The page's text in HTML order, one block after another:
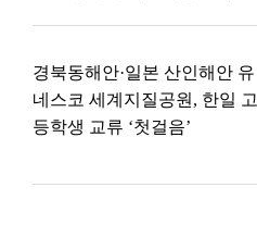
경북동해안·일본 산인해안 유
네스코 세계지질공원, 한일 고
등학생 교류 ‘첫걸음’